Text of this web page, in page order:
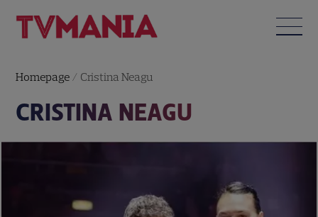
Homepage / Cristina Neagu
CRISTINA NEAGU